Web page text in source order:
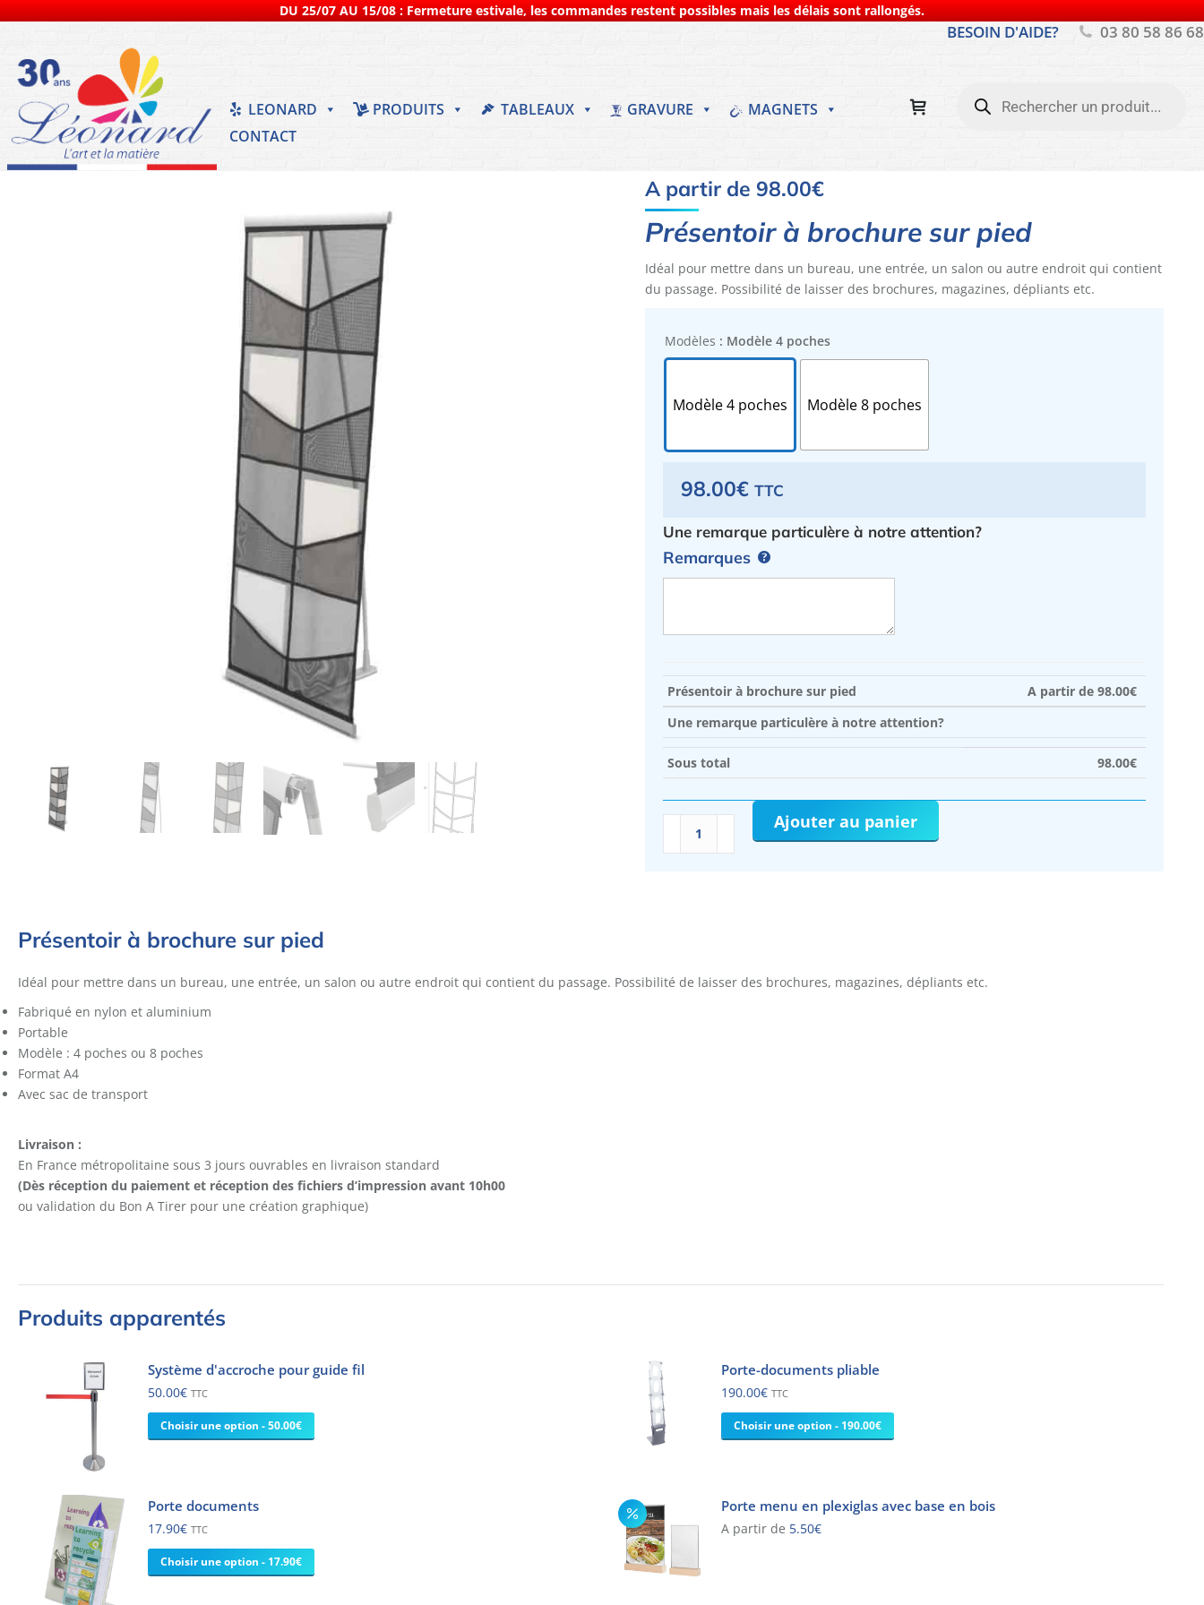
DU 25/07 AU 15/08 : Fermeture estivale, les commandes restent possibles mais les délais sont rallongés.
BESOIN D'AIDE? 03 80 58 86 68
LEONARD PRODUITS TABLEAUX GRAVURE
MAGNETS
CONTACT
produits
A partir de 98.00€
Présentoir à brochure sur pied
Idéal pour mettre dans un bureau, une entrée, un salon ou autre endroit qui contient
du passage. Possibilité de laisser des brochures, magazines, dépliants etc.
Modèles : Modèle 4 poches
Modèle 4 poches Modèle 8 poches
98.00€ TTC
Une remarque particulère à notre attention?
Remarques
Présentoir à brochure sur pied A partir de 98.00€
Une remarque particulère à notre attention?
Sous total 98.00€
Ajouter au panier
Présentoir à brochure sur pied
Idéal pour mettre dans un bureau, une entrée, un salon ou autre endroit qui contient du passage. Possibilité de laisser des brochures, magazines, dépliants etc.
Fabriqué en nylon et aluminium
Portable
Modèle : 4 poches ou 8 poches
Format A4
Avec sac de transport
Livraison :
En France métropolitaine sous 3 jours ouvrables en livraison standard
(Dès réception du paiement et réception des fichiers d’impression avant 10h00
ou validation du Bon A Tirer pour une création graphique)
Produits apparentés
Système d'accroche pour guide fil
50.00€ TTC
Choisir une option - 50.00€
Porte-documents pliable
190.00€ TTC
Choisir une option - 190.00€
Porte documents
17.90€ TTC
Choisir une option - 17.90€
Porte menu en plexiglas avec base en bois
A partir de 5.50€